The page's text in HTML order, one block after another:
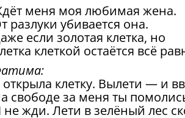
меня моя любимая жена.
разлуки убивается она.
если золотая клетка, но
клеткой остаётся всё
клетку. Вылети — и
свободе за меня ты
не жди. Лети в зелёный лес